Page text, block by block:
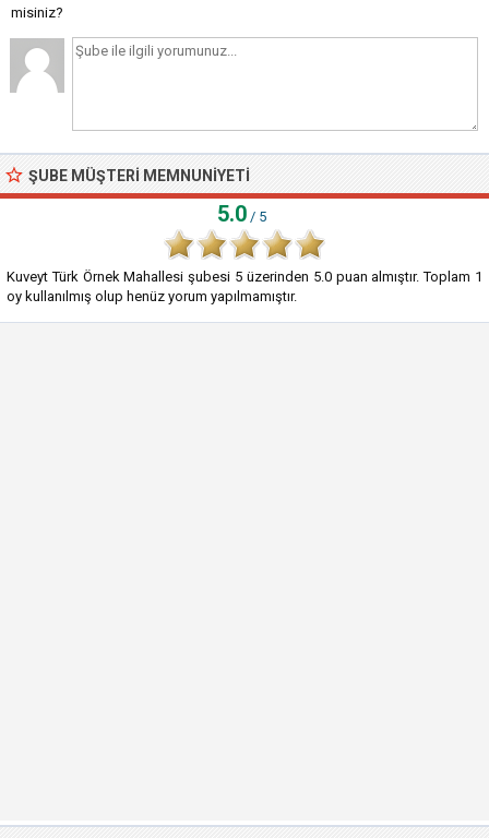
misiniz?
ŞUBE MÜŞTERI MEMNUNIYETI
5.0 / 5
Kuveyt Türk Örnek Mahallesi şubesi 5 üzerinden 5.0puan almıştır. Toplam 1
oy kullanılmış olup henüz yorum yapılmamıştır.